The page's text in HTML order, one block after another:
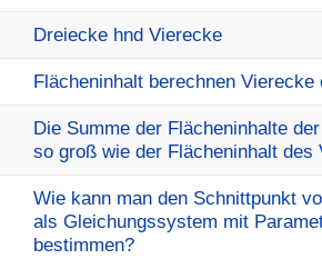
Dreiecke hnd Vierecke
Flächeninhalt berechnen Vierecke
Die Summe der Flächeninhalte
so groß wie der Flächeninhalt des
Wie kann man den Schnittpunkt
als Gleichungssystem mit
bestimmen?